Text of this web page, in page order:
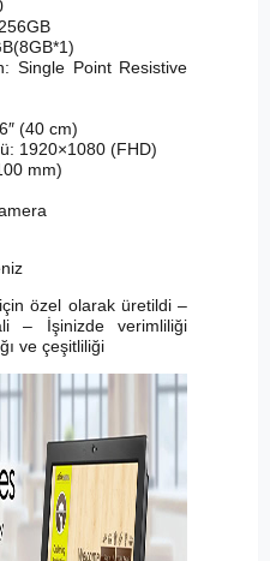
Single Point Resistive
(40 cm)
1920×1080 (FHD)
mm)
özel olarak üretildi –
– İşinizde verimliliği
ve çeşitliliği